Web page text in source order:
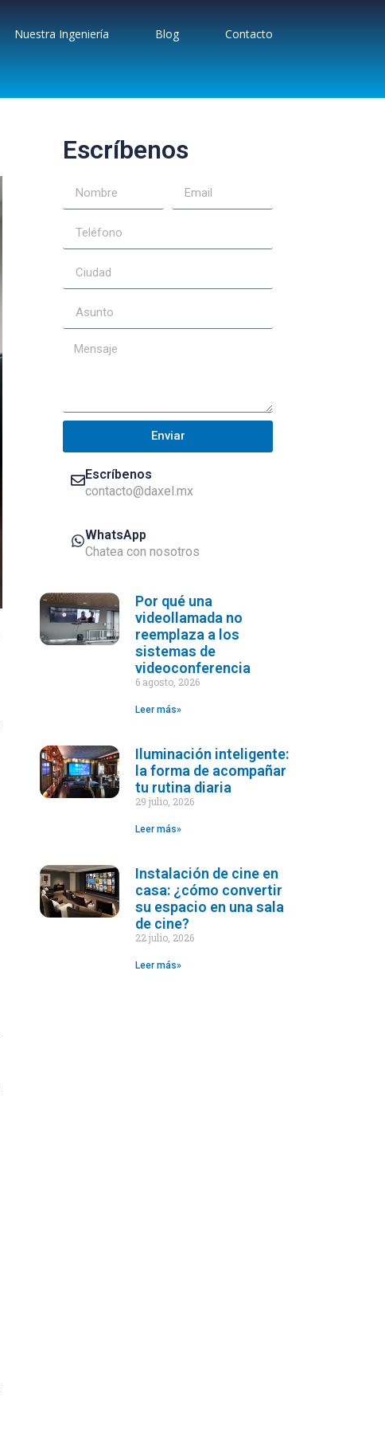
Nuestra Ingeniería Blog Contacto
Escríbenos
Enviar
Escríbenos
contacto@daxel.mx
WhatsApp
Chatea con nosotros
Por qué una
videollamada no
reemplaza a los
sistemas de
videoconferencia
6 agosto, 2026
Leer más»
Iluminación inteligente:
la forma de acompañar
tu rutina diaria
29 julio, 2026
Leer más»
Instalación de cine en
casa: ¿cómo convertir
su espacio en una sala
de cine?
22 julio, 2026
Leer más»